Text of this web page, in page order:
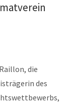
die
des